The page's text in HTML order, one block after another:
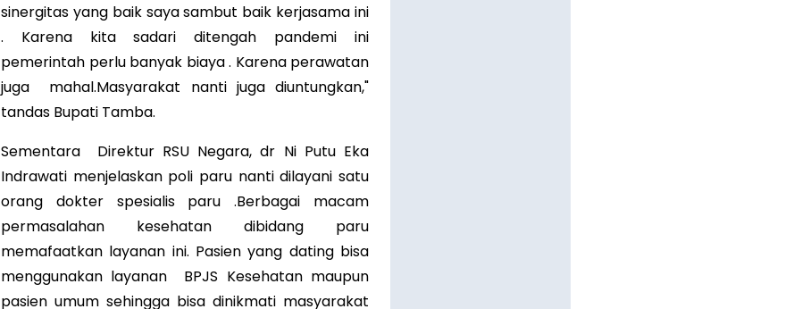
sinergitas yang baik saya sambut baik kerjasama ini
. Karena kita sadari ditengah pandemi ini
pemerintah perlu banyak biaya . Karena perawatan
juga mahal.Masyarakat nanti juga diuntungkan,"
tandas Bupati Tamba.
Sementara Direktur RSU Negara, dr Ni Putu Eka
Indrawati menjelaskan poli paru nanti dilayani satu
orang dokter spesialis paru .Berbagai macam
permasalahan kesehatan dibidang paru
memafaatkan layanan ini. Pasien yang dating bisa
menggunakan layanan BPJS Kesehatan maupun
pasien umum sehingga bisa dinikmati masyarakat